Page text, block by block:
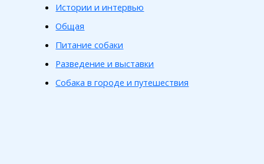
Истории и интервью
Общая
Питание собаки
Разведение и выставки
Собака в городе и путешествия